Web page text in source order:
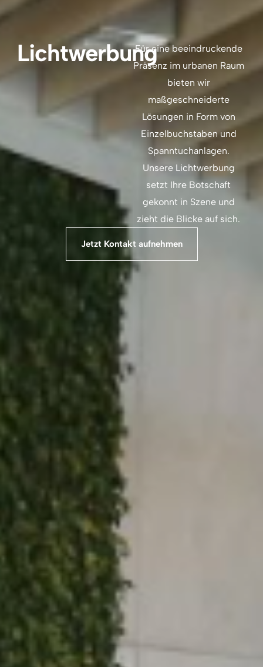
LichtwerbungFür eine beeindruckende
Präsenz im urbanen Raum
bieten wir
maßgeschneiderte
Lösungen in Form von
Einzelbuchstaben und
Spanntuchanlagen.
Unsere Lichtwerbung
setzt Ihre Botschaft
gekonnt in Szene und
zieht die Blicke auf sich.
Jetzt Kontakt aufnehmen